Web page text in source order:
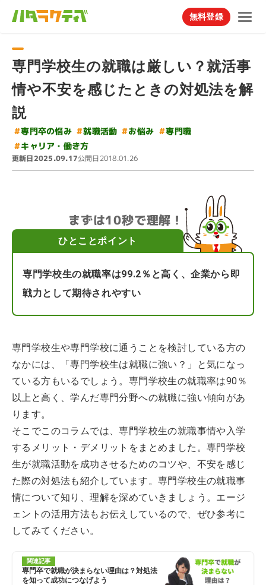
無料登録
専門学校生の就職は厳しい？就活事
情や不安を感じたときの対処法を解
説
#専門卒の悩み #就職活動 #お悩み #専門職
#キャリア・働き方
更新日2025.09.17公開日2018.01.26
まずは10秒で理解！
ひとことポイント
専門学校生の就職率は99.2％と高く、企業から即
戦力として期待されやすい
専門学校生や専門学校に通うことを検討している方の
なかには、「専門学校生は就職に強い？」と気になっ
ている方もいるでしょう。専門学校生の就職率は90％
以上と高く、学んだ専門分野への就職に強い傾向があ
ります。
そこでこのコラムでは、専門学校生の就職事情や入学
するメリット・デメリットをまとめました。専門学校
生が就職活動を成功させるためのコツや、不安を感じ
た際の対処法も紹介しています。専門学校生の就職事
情について知り、理解を深めていきましょう。エージ
ェントの活用方法もお伝えしているので、ぜひ参考に
してみてください。
関連記事
専門卒で就職が決まらない理由は？対処法
を知って成功につなげよう